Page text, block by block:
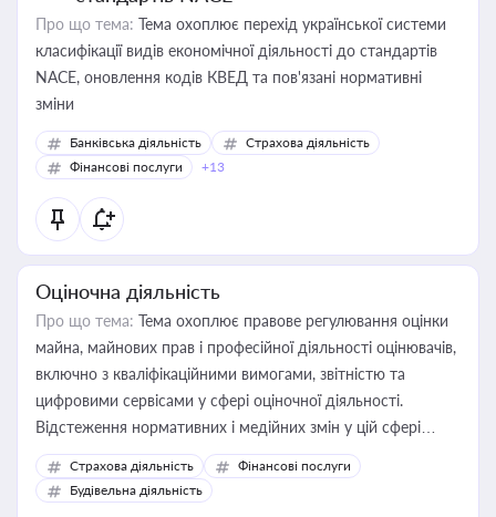
Про що тема: Тема охоплює перехід української системи
класифікації видів економічної діяльності до стандартів
NACE, оновлення кодів КВЕД та пов'язані нормативні
зміни
Банківська діяльність
Страхова діяльність
Фінансові послуги
+13
Оціночна діяльність
Про що тема: Тема охоплює правове регулювання оцінки
майна, майнових прав і професійної діяльності оцінювачів,
включно з кваліфікаційними вимогами, звітністю та
цифровими сервісами у сфері оціночної діяльності.
Відстеження нормативних і медійних змін у цій сфері
корисне для власника бізнесу, керівника, юриста або
бухгалтера під час оподаткування, приватизації, оренди
державного майна, корпоративних угод і перевірки
Страхова діяльність
Фінансові послуги
Будівельна діяльність